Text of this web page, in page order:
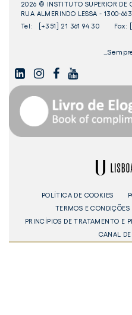
2026 © INSTITUTO SUPERIOR DE
RUA ALMERINDO LESSA - 1300-
Tel:
[+351] 21 361 94 30 Fax:
LINKEDININSTAGAMFACEBOOK
YOUTUBE
POLÍTICA DE COOKIES
TERMOS E CONDIÇÕES
PRINCÍPIOS DE TRATAMENTO E
CANAL